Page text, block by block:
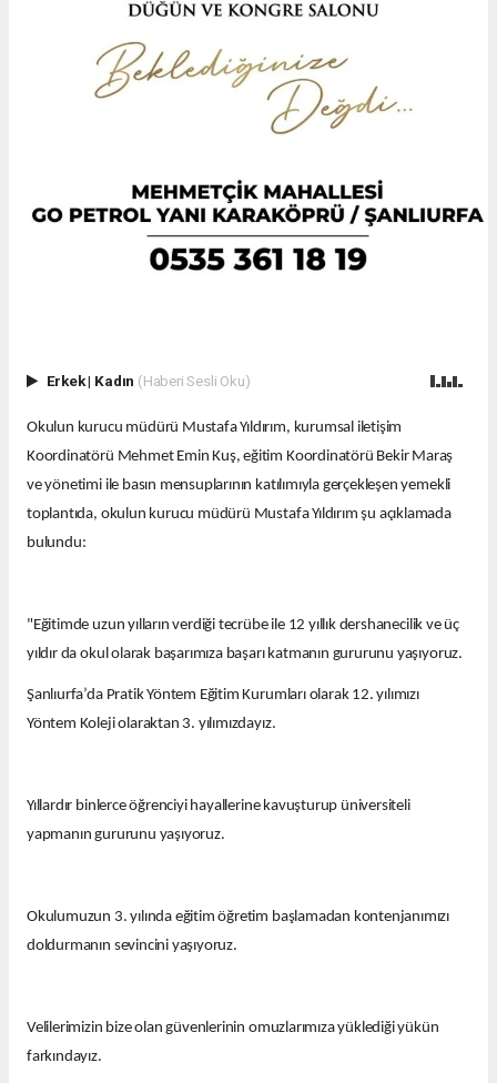
Erkek| Kadın (Haberi Sesli Oku)
Okulun kurucu müdürü Mustafa Yıldırım, kurumsal iletişim
Koordinatörü Mehmet Emin Kuş, eğitim Koordinatörü Bekir Maraş
ve yönetimi ile basın mensuplarının katılımıyla gerçekleşen yemekli
toplantıda, okulun kurucu müdürü Mustafa Yıldırım şu açıklamada
bulundu:
"Eğitimde uzun yılların verdiği tecrübe ile 12 yıllık dershanecilik ve üç
yıldır da okul olarak başarımıza başarı katmanın gururunu yaşıyoruz.
Şanlıurfa’da Pratik Yöntem Eğitim Kurumları olarak 12. yılımızı
Yöntem Koleji olaraktan 3. yılımızdayız.
Yıllardır binlerce öğrenciyi hayallerine kavuşturup üniversiteli
yapmanın gururunu yaşıyoruz.
Okulumuzun 3. yılında eğitim öğretim başlamadan kontenjanımızı
doldurmanın sevincini yaşıyoruz.
Velilerimizin bize olan güvenlerinin omuzlarımıza yüklediği yükün
farkındayız.